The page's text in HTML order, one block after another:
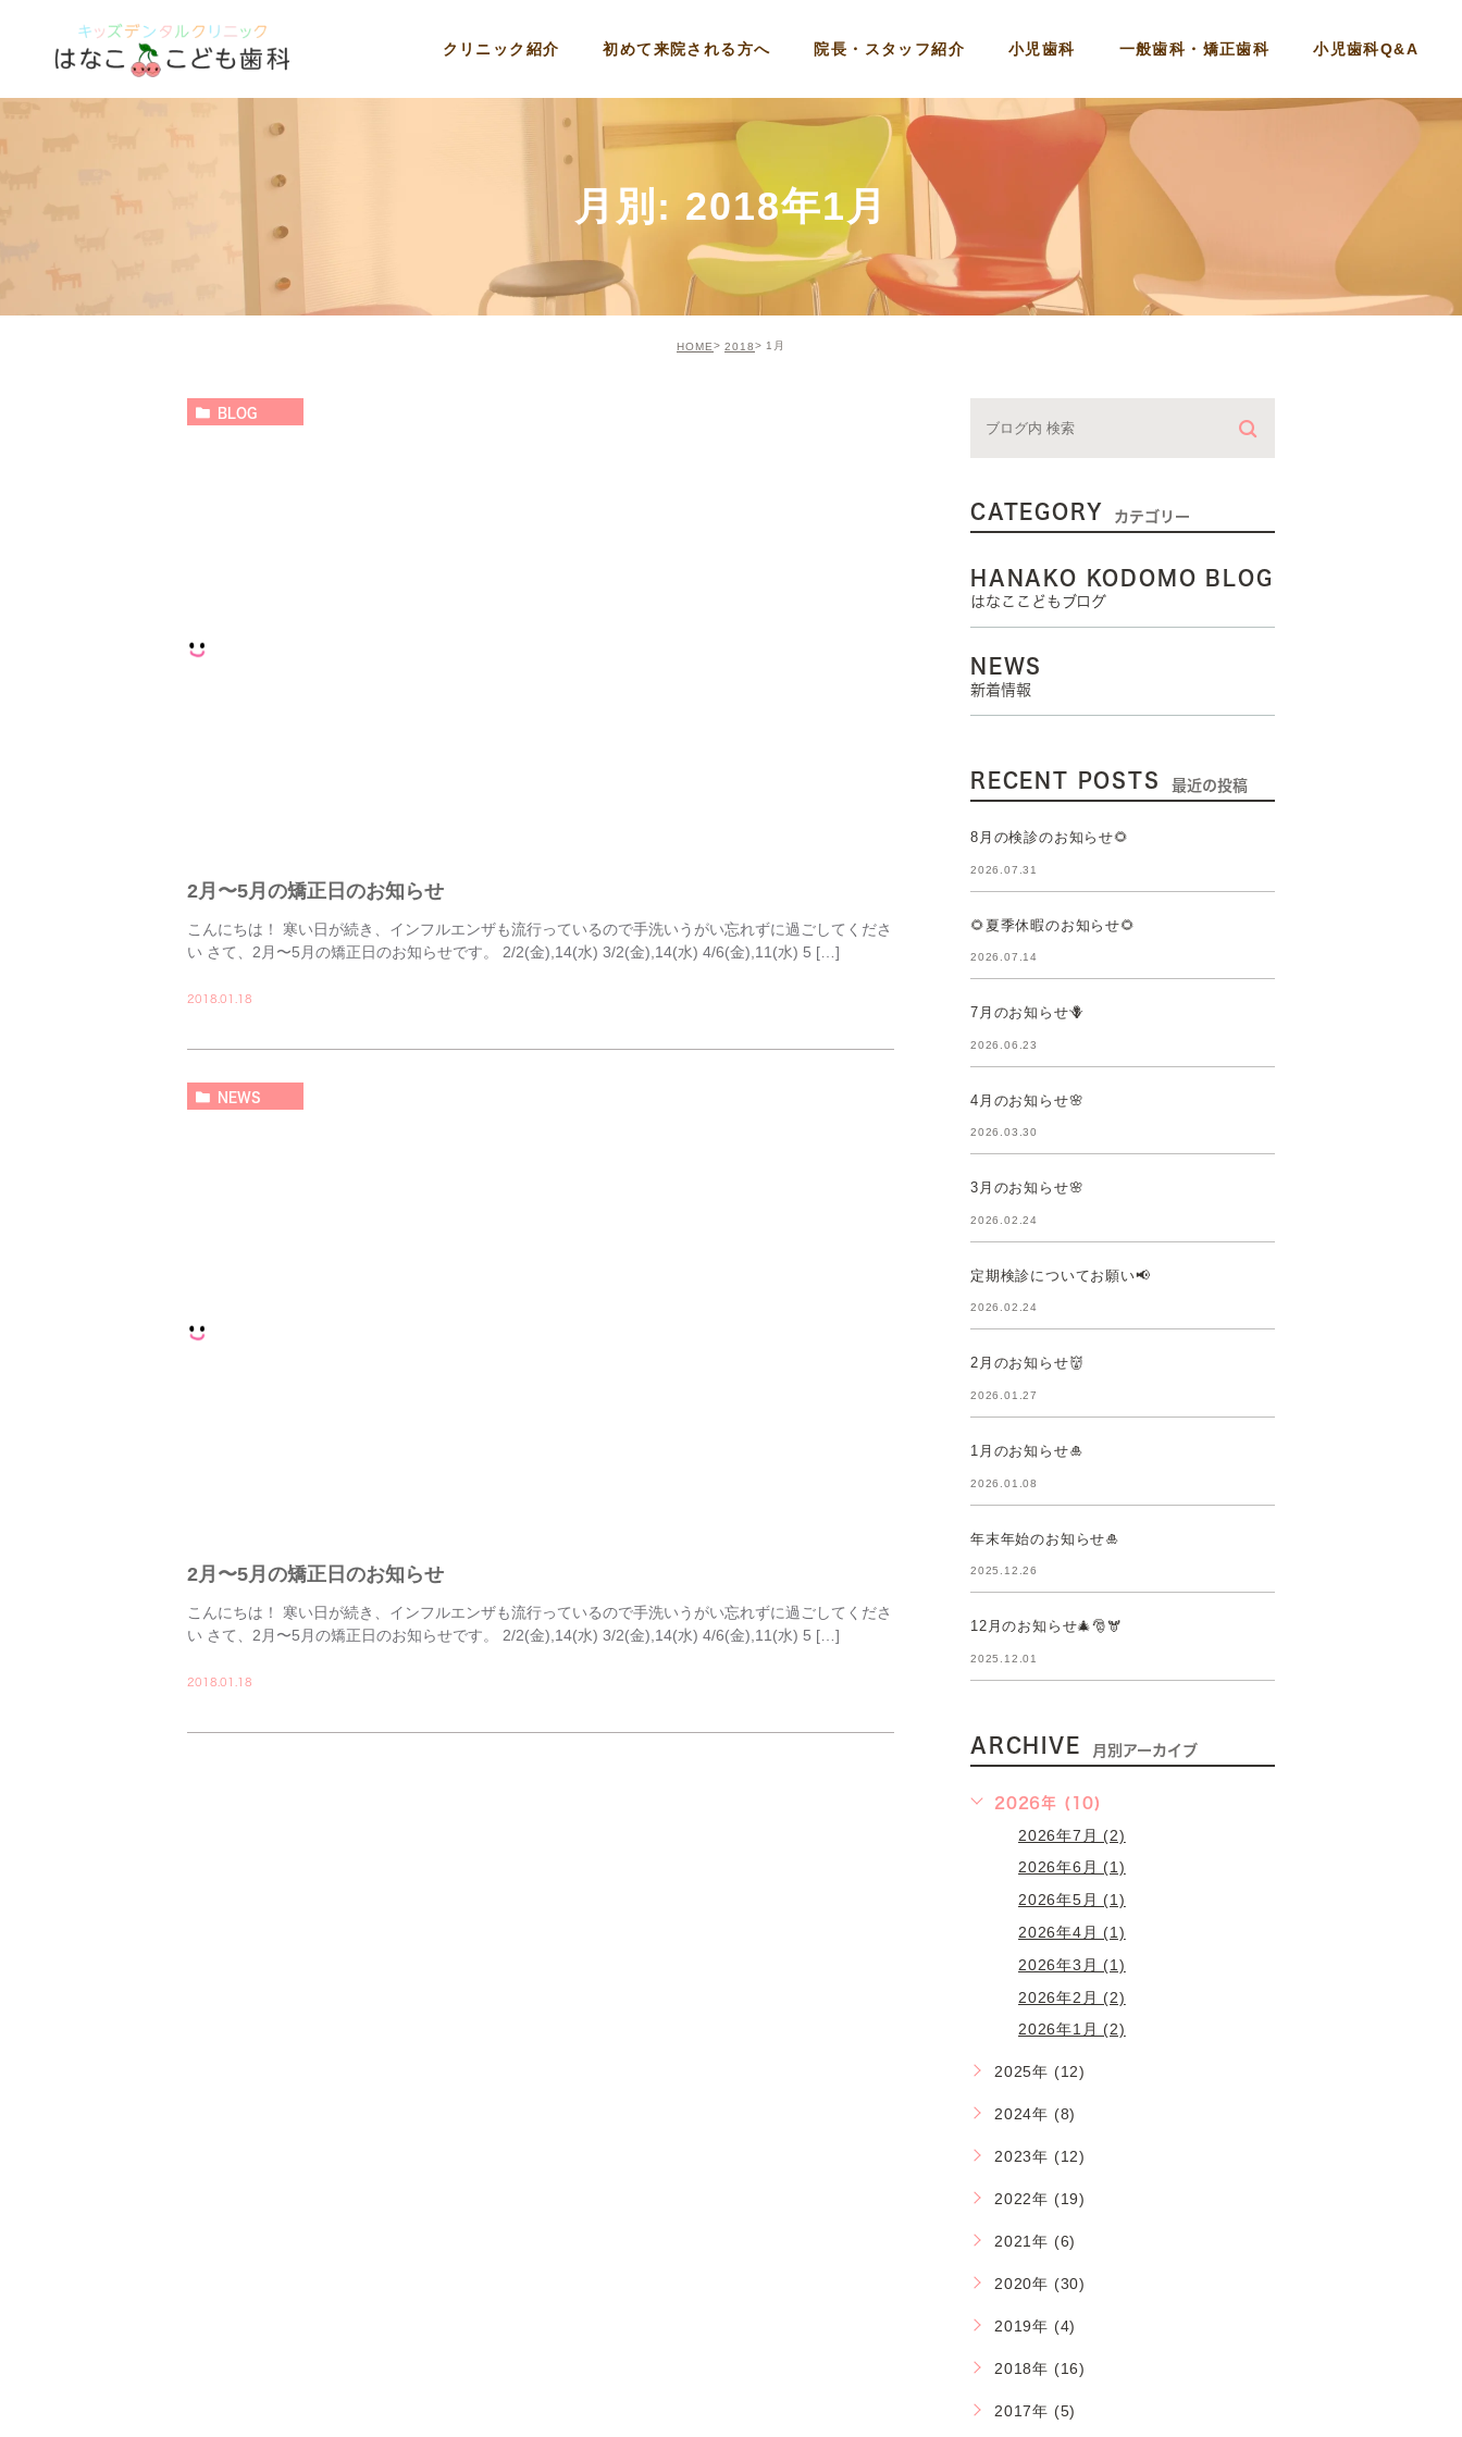
クリニック紹介 初めて来院される方へ 院長・スタッフ紹介 小児歯科 一般歯科・矯正歯科 小児歯科Q&A
月別: 2018年1月
HOME 2018 1月
BLOG
2月〜5月の矯正日のお知らせ
こんにちは！ 寒い日が続き、インフルエンザも流行っているので手洗いうがい忘れずに過ごしてくださ
い さて、2月〜5月の矯正日のお知らせです。 2/2(金),14(水) 3/2(金),14(水) 4/6(金),11(水) 5 […]
2018.01.18
NEWS
2月〜5月の矯正日のお知らせ
こんにちは！ 寒い日が続き、インフルエンザも流行っているので手洗いうがい忘れずに過ごしてくださ
い さて、2月〜5月の矯正日のお知らせです。 2/2(金),14(水) 3/2(金),14(水) 4/6(金),11(水) 5 […]
2018.01.18
CATEGORY カテゴリー
HANAKO KODOMO BLOG
はなここどもブログ
NEWS
新着情報
RECENT POSTS 最近の投稿
8月の検診のお知らせ🌻
2026.07.31
🌻夏季休暇のお知らせ🌻
2026.07.14
7月のお知らせ🪻
2026.06.23
4月のお知らせ🌸
2026.03.30
3月のお知らせ🌸
2026.02.24
定期検診についてお願い📢
2026.02.24
2月のお知らせ👹
2026.01.27
1月のお知らせ🎍
2026.01.08
年末年始のお知らせ🎍
2025.12.26
12月のお知らせ🎄🎅🫎
2025.12.01
ARCHIVE 月別アーカイブ
2026年 (10)
2026年7月 (2)
2026年6月 (1)
2026年5月 (1)
2026年4月 (1)
2026年3月 (1)
2026年2月 (2)
2026年1月 (2)
2025年 (12)
2024年 (8)
2023年 (12)
2022年 (19)
2021年 (6)
2020年 (30)
2019年 (4)
2018年 (16)
2017年 (5)